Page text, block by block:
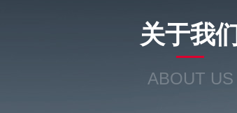
关于我们
ABOUT US